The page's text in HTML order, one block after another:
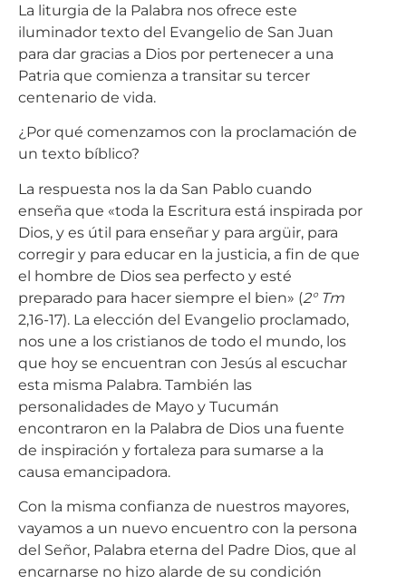
La liturgia de la Palabra nos ofrece este
iluminador texto del Evangelio de San Juan
para dar gracias a Dios por pertenecer a una
Patria que comienza a transitar su tercer
centenario de vida.
¿Por qué comenzamos con la proclamación de
un texto bíblico?
La respuesta nos la da San Pablo cuando
enseña que «toda la Escritura está inspirada por
Dios, y es útil para enseñar y para argüir, para
corregir y para educar en la justicia, a fin de que
el hombre de Dios sea perfecto y esté
preparado para hacer siempre el bien» (2° Tm
2,16-17). La elección del Evangelio proclamado,
nos une a los cristianos de todo el mundo, los
que hoy se encuentran con Jesús al escuchar
esta misma Palabra. También las
personalidades de Mayo y Tucumán
encontraron en la Palabra de Dios una fuente
de inspiración y fortaleza para sumarse a la
causa emancipadora.
Con la misma confianza de nuestros mayores,
vayamos a un nuevo encuentro con la persona
del Señor, Palabra eterna del Padre Dios, que al
encarnarse no hizo alarde de su condición